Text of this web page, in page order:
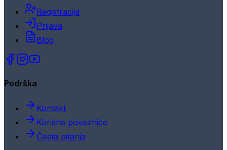
Registracija
Prijava
Blog
Podrška
Kontakt
Korisne poveznice
Česta pitanja